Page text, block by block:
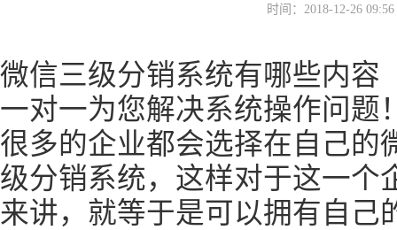
时间：2018-12-26
微信三级分销系统有哪些内容
一对一为您解决系统操作问题
很多的企业都会选择在自己的
级分销系统，这样对于这一个
来讲，就等于是可以拥有自己